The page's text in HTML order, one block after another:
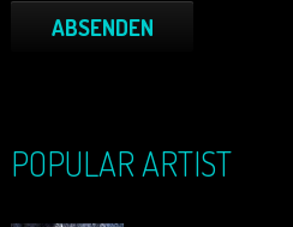
ABSENDEN
POPULAR ARTIST